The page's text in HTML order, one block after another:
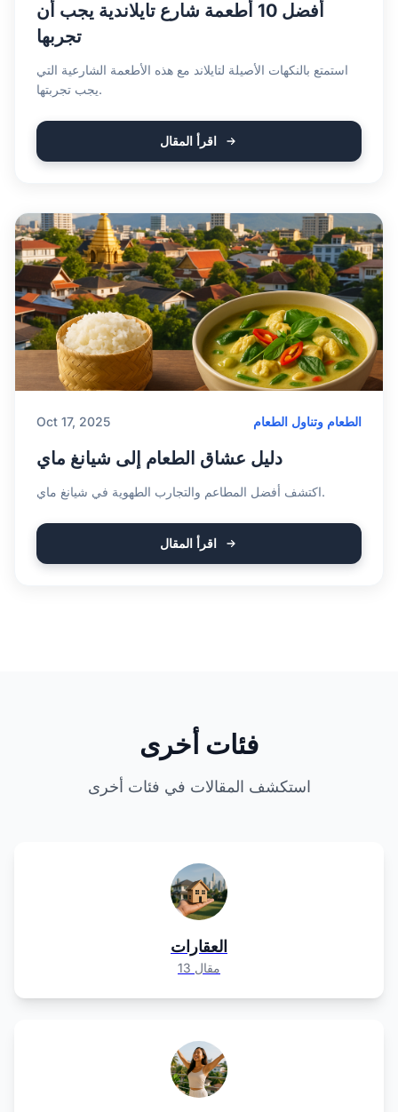
أفضل 10 أطعمة شارع تايلاندية يجب أن
تجربها
استمتع بالنكهات الأصيلة لتايلاند مع هذه الأطعمة الشارعية التي
يجب تجربتها.
اقرأ المقال
Oct 17, 2025 الطعام وتناول الطعام
دليل عشاق الطعام إلى شيانغ ماي
اكتشف أفضل المطاعم والتجارب الطهوية في شيانغ ماي.
اقرأ المقال
فئات أخرى
استكشف المقالات في فئات أخرى
العقارات
13 مقال